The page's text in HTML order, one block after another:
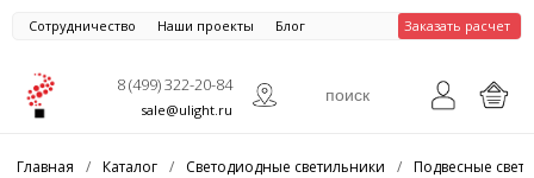
Сотрудничество Наши проекты Блог Заказать расчет
8 (499) 322-20-84
sale@ulight.ru
Главная / Каталог / Светодиодные светильники / Подвесные